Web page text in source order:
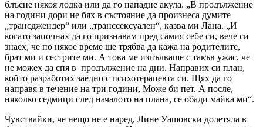
блъсне някоя лодка или да го нападне акула. „В продължение
на години дори не бях в състояние да произнеса думите
„трансджендер“ или „транссексуален“, казва ми Лана. „И
когато започнах да го признавам пред самия себе си, вече си
знаех, че по някое време ще трябва да кажа на родителите,
брат ми и сестрите ми. А това ме изпълваше с такъв ужас, че
не можех да спя в продължение на дни. Направих си план,
който разработих заедно с психотерапевта си. Щях да го
направя в течение на три години, Може би пет. А после,
няколко седмици след началото на плана, се обади майка ми“.
Чувствайки, че нещо не е наред, Лине Уашовски долетяла в